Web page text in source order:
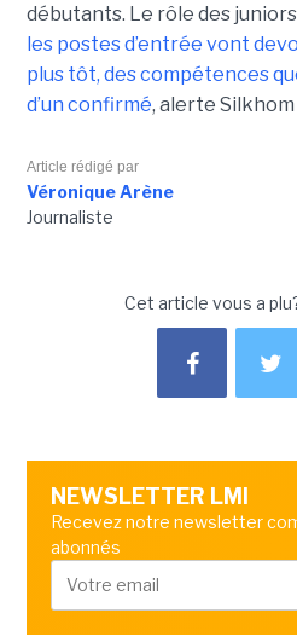
débutants. Le rôle des
les postes d’entrée vont
plus tôt, des compétences
d’un confirmé, alerte
Article rédigé par
Véronique Arène
Journaliste
Cet article vous a
NEWSLETTER LMI
Recevez notre newsletter
abonnés